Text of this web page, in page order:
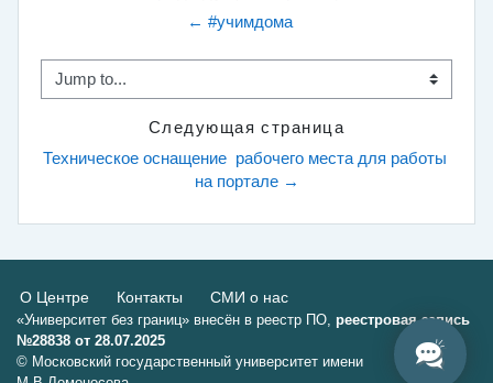
← #учимдома
Jump to...
Следующая страница
Техническое оснащение  рабочего места для работы
на портале →
О Центре Контакты СМИ о нас
«Университет без границ» внесён в реестр ПО, реестровая запись
№28838 от 28.07.2025
© Московский государственный университет имени